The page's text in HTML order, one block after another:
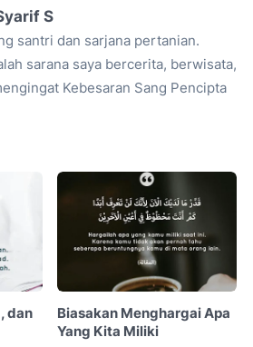
S
santri dan sarjana pertanian.
sarana saya bercerita, berwisata,
Kebesaran Sang Pencipta
dan
Biasakan Menghargai Apa
Yang Kita Miliki